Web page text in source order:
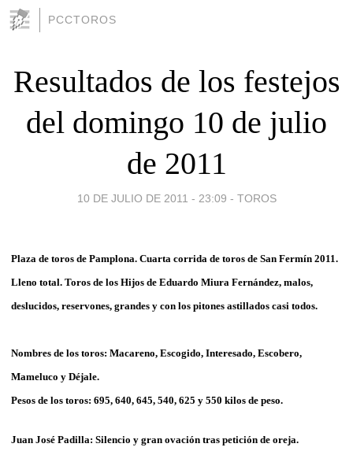
PCCTOROS
Resultados de los festejos
del domingo 10 de julio
de 2011
10 DE JULIO DE 2011 - 23:09 - TOROS
Plaza de toros de Pamplona. Cuarta corrida de toros de San Fermín 2011.
Lleno total. Toros de los Hijos de Eduardo Miura Fernández, malos,
deslucidos, reservones, grandes y con los pitones astillados casi todos.
Nombres de los toros: Macareno, Escogido, Interesado, Escobero,
Mameluco y Déjale.
Pesos de los toros: 695, 640, 645, 540, 625 y 550 kilos de peso.
Juan José Padilla: Silencio y gran ovación tras petición de oreja.